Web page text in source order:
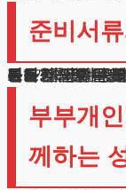
준비서
필요한 서류는 크게 신분증명, 소득증명, 재산관련 서류로 나뉩니다. 여기에는 주민등록부터 보험가입내역까지 다양한 문서가 포함됩니다. 부부개인회생
기본적으로 필요한 서류에는 신분증 사본, 주민등록등본, 가족관계증명서가 있습니다. 소득 관련해서는 근로소득원천징수영수증, 급여명세서, 통장거래내역이 필요하죠. 재산 현황을 증명하기 위해서는 부동산등기부등본, 자동차등록증, 보험가입증명서 등을 준비해야 합니다.
부부개
께하는